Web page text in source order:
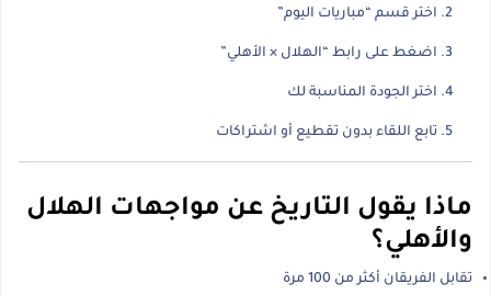
اختر قسم “مباريات اليوم”
اضغط على رابط “الهلال × الأهلي”
اختر الجودة المناسبة لك
تابع اللقاء بدون تقطيع أو اشتراكات
ماذا يقول التاريخ عن مواجهات الهلال
والأهلي؟
تقابل الفريقان أكثر من 100 مرة